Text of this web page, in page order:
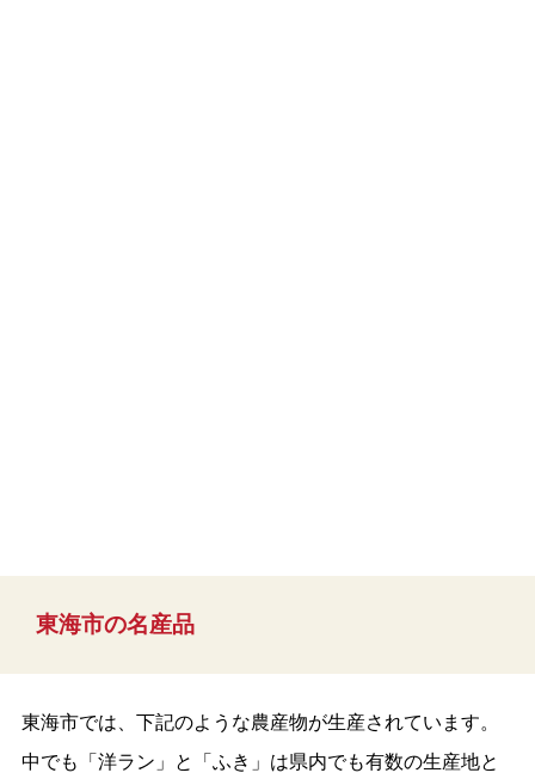
東海市の名産品
東海市では、下記のような農産物が生産されています。
中でも「洋ラン」と「ふき」は県内でも有数の生産地と